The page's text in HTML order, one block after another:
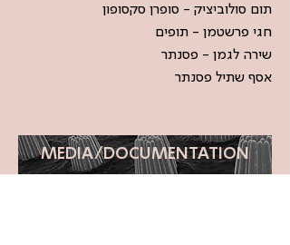
תום סולוביציק - סופרן סקסופון
חגי פרשטמן - תופים
שירה לגמן - פסנתר
אסף שתיל פסנתר
MEDIA/DOCUMENTATION